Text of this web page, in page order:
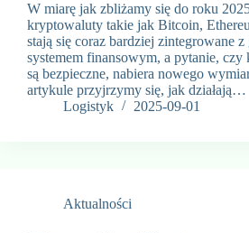
W miarę jak zbliżamy się do roku
kryptowaluty takie jak Bitcoin,
stają się coraz bardziej zintegrowane
systemem finansowym, a pytanie,
są bezpieczne, nabiera nowego
artykule przyjrzymy się, jak działają…
Logistyk
2025-09-01
Aktualności